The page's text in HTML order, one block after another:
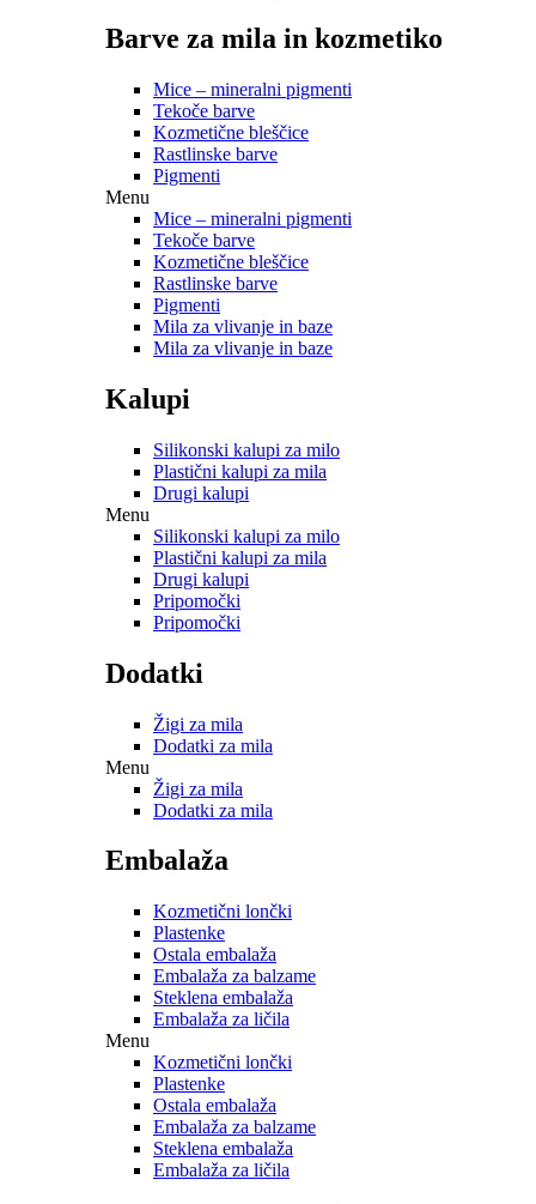
Barve za mila in kozmetiko
Mice – mineralni pigmenti
Tekoče barve
Kozmetične bleščice
Rastlinske barve
Pigmenti
Menu
Mice – mineralni pigmenti
Tekoče barve
Kozmetične bleščice
Rastlinske barve
Pigmenti
Mila za vlivanje in baze
Mila za vlivanje in baze
Kalupi
Silikonski kalupi za milo
Plastični kalupi za mila
Drugi kalupi
Menu
Silikonski kalupi za milo
Plastični kalupi za mila
Drugi kalupi
Pripomočki
Pripomočki
Dodatki
Žigi za mila
Dodatki za mila
Menu
Žigi za mila
Dodatki za mila
Embalaža
Kozmetični lončki
Plastenke
Ostala embalaža
Embalaža za balzame
Steklena embalaža
Embalaža za ličila
Menu
Kozmetični lončki
Plastenke
Ostala embalaža
Embalaža za balzame
Steklena embalaža
Embalaža za ličila